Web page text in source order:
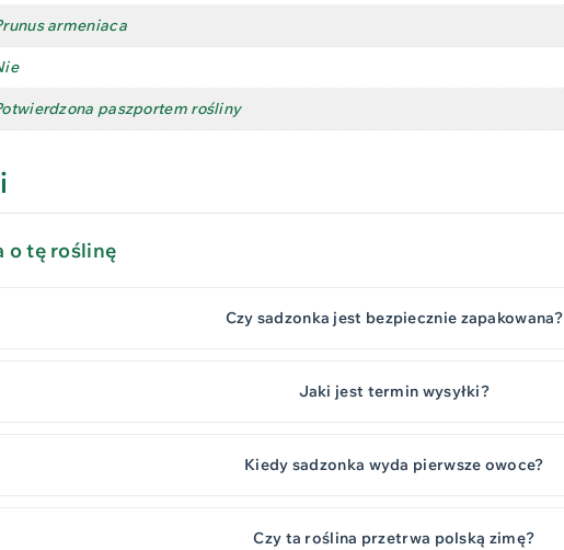
armeniaca
paszportem rośliny
o tę roślinę
Czy sadzonka jest bezpiecznie zapakowana?
Jaki jest termin wysyłki?
Kiedy sadzonka wyda pierwsze owoce?
Czy ta roślina przetrwa polską zimę?